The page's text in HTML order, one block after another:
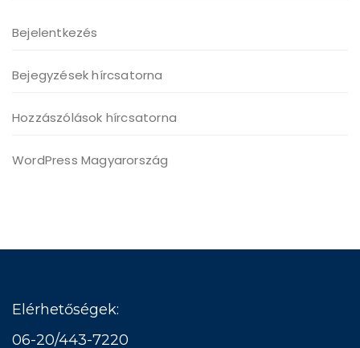
Bejelentkezés
Bejegyzések hírcsatorna
Hozzászólások hírcsatorna
WordPress Magyarország
Elérhetőségek:
06-20/443-7220